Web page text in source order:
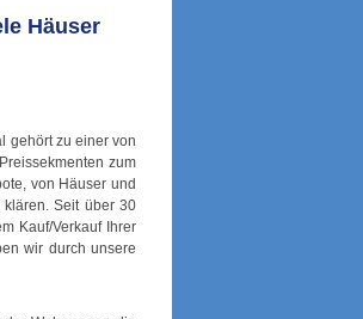
Häuser
gehört zu einer von
zum
von Häuser und
Seit über 30
Kauf/Verkauf Ihrer
wir durch unsere